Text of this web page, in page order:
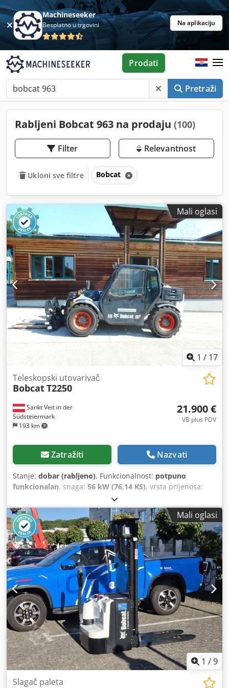
Machineseeker
Besplatno u trgovini Na aplikaciju
Pretraži
Prodati
Rabljeni Bobcat 963 na prodaju (100)
Filter Relevantnost
Ukloni sve filtre Bobcat
Mali oglasi
1 / 17
Sankt Veit in der
Südsteiermark
193 km
Teleskopski utovarivač
BobcatT2250
21.900 €
VB plus PDV
Zatražiti Nazvati
Stanje: dobar (rabljeno), Funkcionalnost: potpuno
funkcionalan, snaga: 56 kW (76,14 KS), vrsta prijenosa:
, dizalna snaga:
Godina proizvodnje:2008, radni sati:4.871 h, Oprema:
kabina, vilice za palete, Teleskopski utovarivač BOBCAT
T2250 Godina proizvodnje: 2008. Prema brojaču: 4.871
radni sat Nosivost: 2,2 tone Visina podizanja: 5 metara
Snaga: 56 kW 2 stupnja hidrostatike Visina: samo 198 cm
Cjdpozr En Iofx Ahzerf Širina: samo 190 cm - uključujući
vilicu - mehanički brzi sustav za izmjenu priključaka -
dodatni krug do nosača vilice - pogon na sva četiri kotača -
3 načina upravljanja - upravljanje pomoću džojstika -
kamera za vožnju unatrag - kabina s grijanjem - sustav
osvjetljenja sa žmigavcima - odmah spreman za upotrebu -
dobra guma - uključujući odobrenje za cestovnu upotrebu
(Nizozemska) Prodajna cijena: 21.900,00 € (neto) Moguća je
i povoljna dostava! Uz doplatu, moguće i s novom lopatom
ili novom radnom košarom!
Mali oglasi
1 /9
Slagač paleta